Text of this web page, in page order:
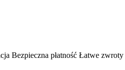
Bezpieczna płatność Łatwe zwroty